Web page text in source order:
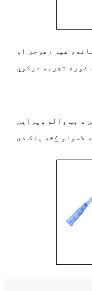
غیر زهرجن او
د بټ والو ډیزاین